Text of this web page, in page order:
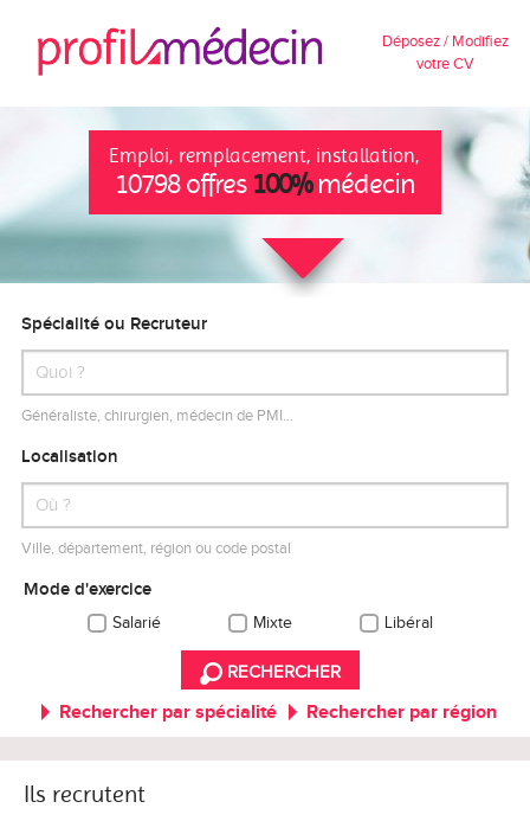
Déposez / Modifiez
votre CV
Emploi, remplacement, installation,
10798 offres 100%médecin
Spécialité ou Recruteur
Généraliste, chirurgien, médecin de PMI…
Localisation
Ville, département, région ou code postal
Mode d'exercice
Salarié Mixte Libéral
RECHERCHER
Rechercher par spécialité Rechercher par région
Ils recrutent